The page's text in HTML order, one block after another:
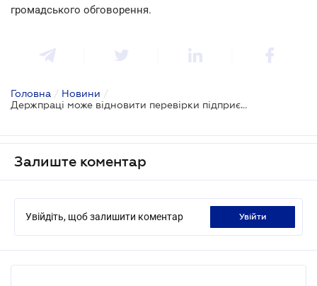
громадського обговорення.
Головна / Новини /
Держпраці може відновити перевірки підприємств у зоні АТО
Залиште коментар
Увійдіть, щоб залишити коментар увійти